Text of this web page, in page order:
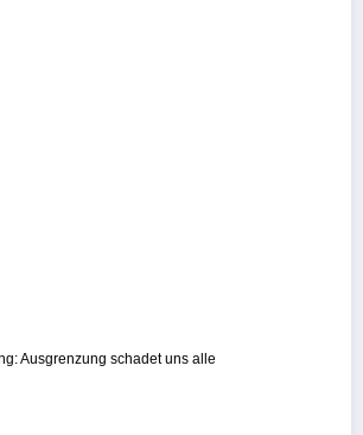
Ausgrenzung schadet uns alle